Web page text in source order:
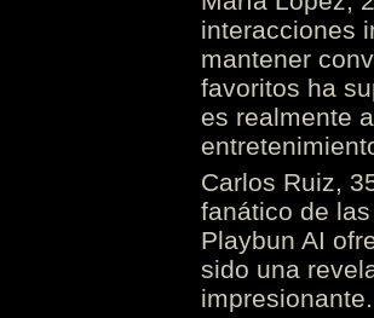
interacciones
mantener
favoritos ha
es realmente
Carlos Ruiz,
fanático de
Playbun AI
sido una